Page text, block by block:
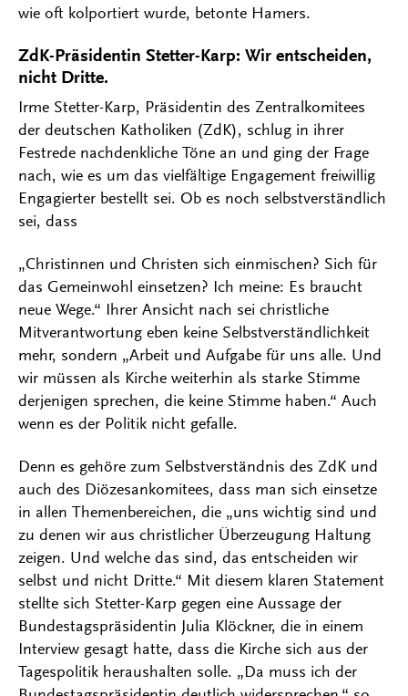
wie oft kolportiert wurde, betonte Hamers.
ZdK-Präsidentin Stetter-Karp: Wir entscheiden,
nicht Dritte.
Irme Stetter-Karp, Präsidentin des Zentralkomitees
der deutschen Katholiken (ZdK), schlug in ihrer
Festrede nachdenkliche Töne an und ging der Frage
nach, wie es um das vielfältige Engagement freiwillig
Engagierter bestellt sei. Ob es noch selbstverständlich
sei, dass
„Christinnen und Christen sich einmischen? Sich für
das Gemeinwohl einsetzen? Ich meine: Es braucht
neue Wege.“ Ihrer Ansicht nach sei christliche
Mitverantwortung eben keine Selbstverständlichkeit
mehr, sondern „Arbeit und Aufgabe für uns alle. Und
wir müssen als Kirche weiterhin als starke Stimme
derjenigen sprechen, die keine Stimme haben.“ Auch
wenn es der Politik nicht gefalle.
Denn es gehöre zum Selbstverständnis des ZdK und
auch des Diözesankomitees, dass man sich einsetze
in allen Themenbereichen, die „uns wichtig sind und
zu denen wir aus christlicher Überzeugung Haltung
zeigen. Und welche das sind, das entscheiden wir
selbst und nicht Dritte.“ Mit diesem klaren Statement
stellte sich Stetter-Karp gegen eine Aussage der
Bundestagspräsidentin Julia Klöckner, die in einem
Interview gesagt hatte, dass die Kirche sich aus der
Tagespolitik heraushalten solle. „Da muss ich der